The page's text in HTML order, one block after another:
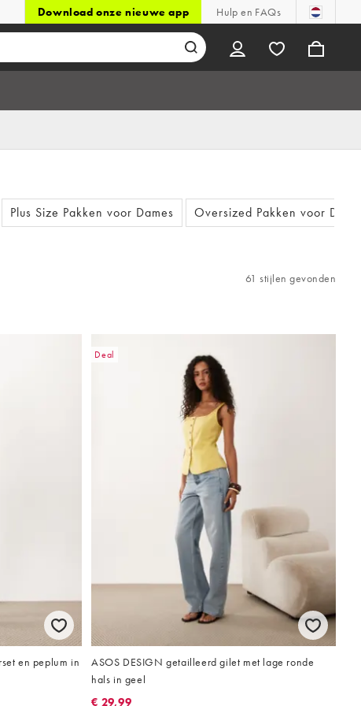
Download onze nieuwe app Hulp en FAQs
Plus Size Pakken voor Dames Oversized Pakken voor
61 stijlen gevonden
en peplum in
Deal
ASOS DESIGN getailleerd gilet met lage ronde
hals in geel
€ 29,99